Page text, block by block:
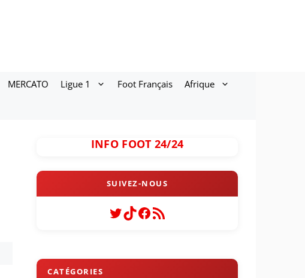
MERCATO Ligue 1 Foot Français Afrique
INFO FOOT 24/24
Twitter
TikTok
Facebook
Flux RSS